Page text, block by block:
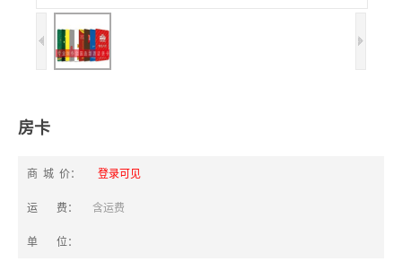
房卡
商 城 价： 登录可见
运 费： 含运费
单 位：